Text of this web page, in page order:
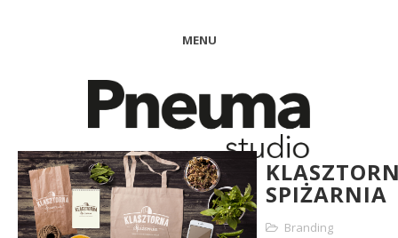
MENU
SPIŻARNIA
Branding